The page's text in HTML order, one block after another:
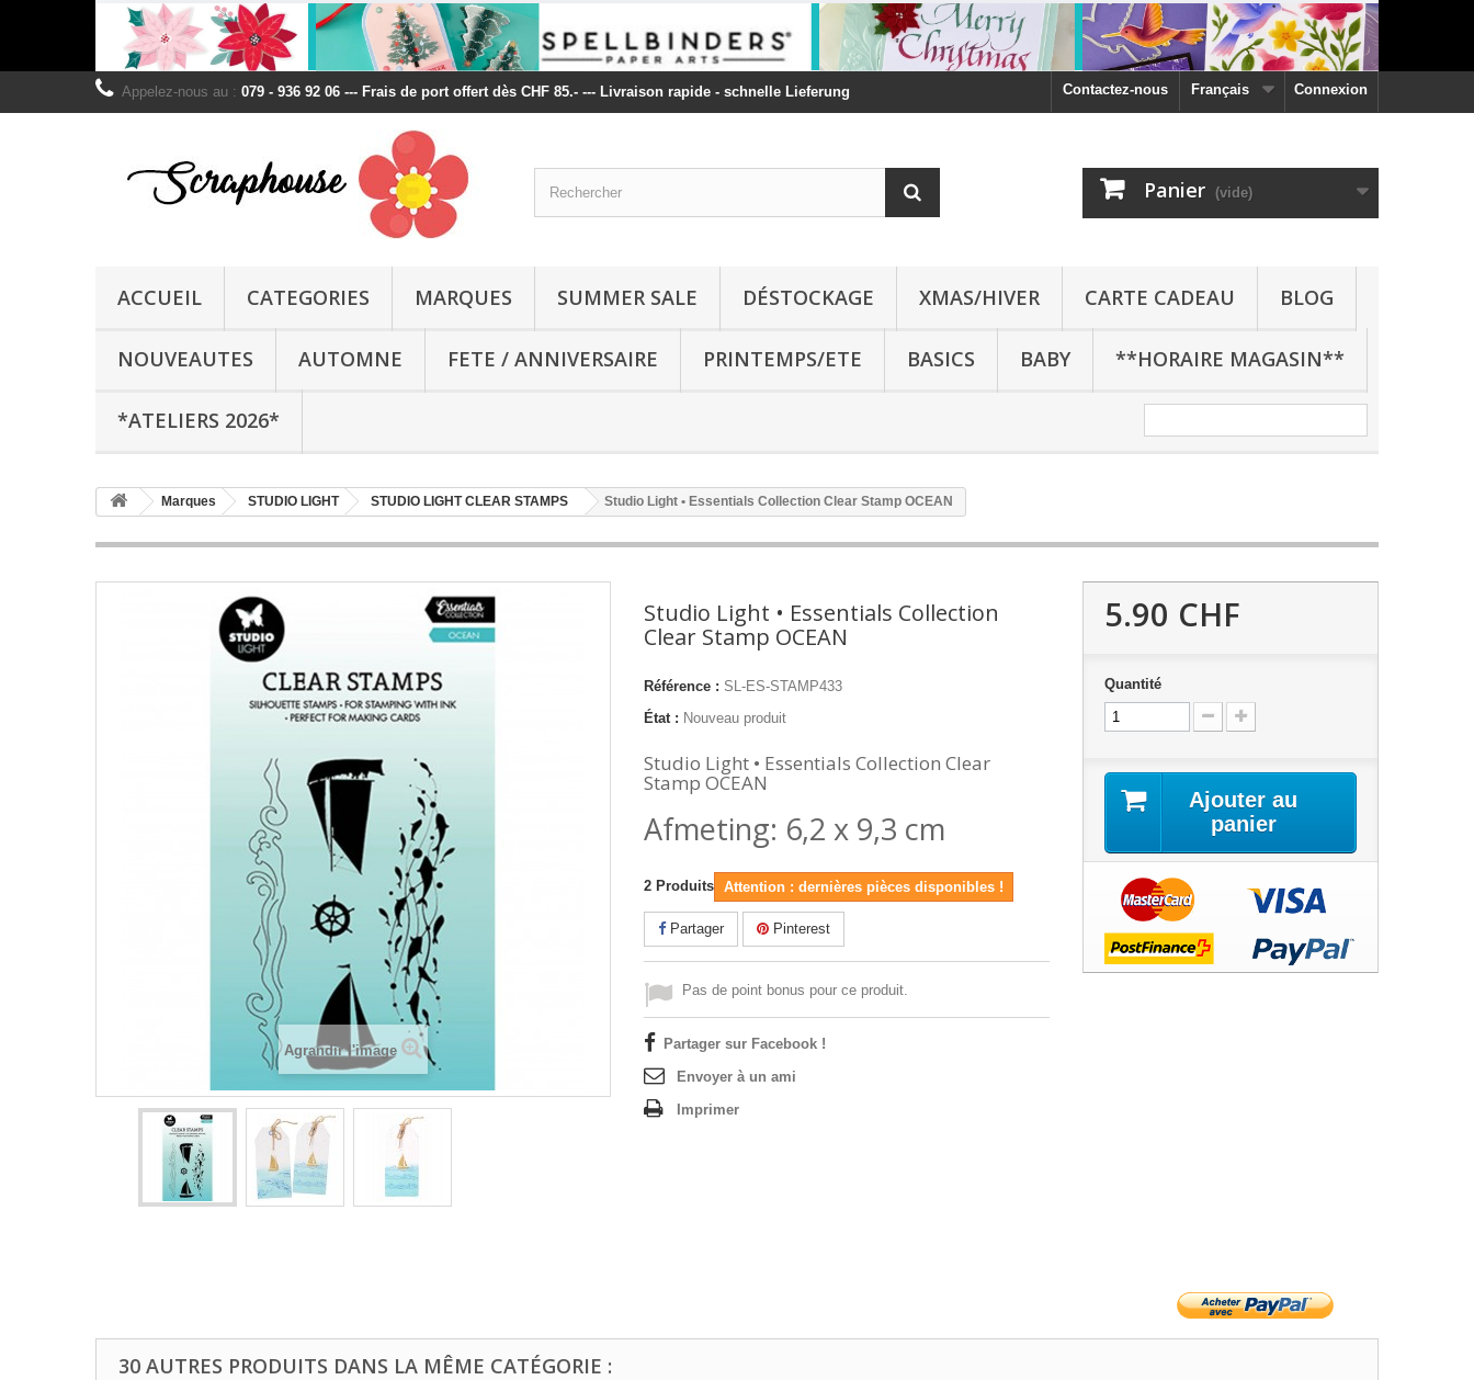
Connexion
Français
Contactez-nous
Appelez-nous au : 079 - 936 92 06 --- Frais de port offert dès CHF 85.- --- Livraison rapide - schnelle Lieferung
Panier (vide)
ACCUEIL CATEGORIES MARQUES SUMMER SALE DÉSTOCKAGE XMAS/HIVER CARTE CADEAU BLOG
NOUVEAUTES AUTOMNE FETE / ANNIVERSAIRE PRINTEMPS/ETE BASICS BABY **HORAIRE MAGASIN**
*ATELIERS 2026*
Marques STUDIO LIGHT STUDIO LIGHT CLEAR STAMPS Studio Light • Essentials Collection Clear Stamp OCEAN
Agrandir l'image
Studio Light • Essentials Collection
Clear Stamp OCEAN
Référence : SL-ES-STAMP433
État : Nouveau produit
Studio Light • Essentials Collection Clear
Stamp OCEAN
Afmeting: 6,2 x 9,3 cm
2 Produits Attention : dernières pièces disponibles !
Partager Pinterest
Pas de point bonus pour ce produit.
Partager sur Facebook !
Envoyer à un ami
Imprimer
5.90 CHF
Quantité
Ajouter au
panier
30 AUTRES PRODUITS DANS LA MÊME CATÉGORIE :